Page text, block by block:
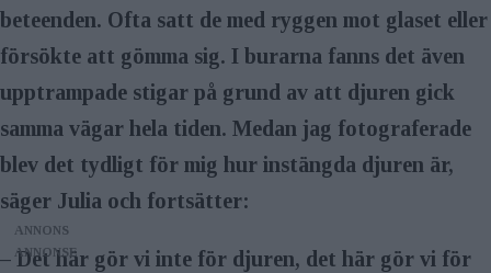
Tunbjörkpriset 2016. Ger även i höst
ut en fotobok med titeln Katt
People.
Webb:julial.com
beteenden. Ofta satt de med ryggen mot glaset eller
försökte att gömma sig. I burarna fanns det även
upptrampade stigar på grund av att djuren gick
samma vägar hela tiden. Medan jag fotograferade
blev det tydligt för mig hur instängda djuren är,
säger Julia och fortsätter:
ANNONS
– Det här gör vi inte för djuren, det här gör vi för